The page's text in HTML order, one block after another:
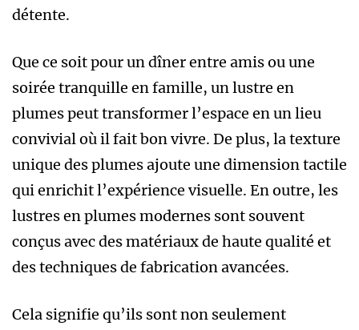
détente.
Que ce soit pour un dîner entre amis ou une
soirée tranquille en famille, un lustre en
plumes peut transformer l’espace en un lieu
convivial où il fait bon vivre. De plus, la texture
unique des plumes ajoute une dimension tactile
qui enrichit l’expérience visuelle. En outre, les
lustres en plumes modernes sont souvent
conçus avec des matériaux de haute qualité et
des techniques de fabrication avancées.
Cela signifie qu’ils sont non seulement